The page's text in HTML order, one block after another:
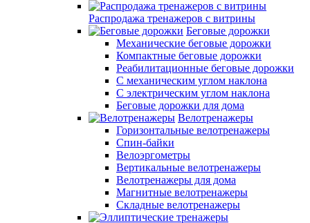
Распродажа тренажеров с витрины
Беговые дорожки
Механические беговые дорожки
Компактные беговые дорожки
Реабилитационные беговые дорожки
С механическим углом наклона
С электрическим углом наклона
Беговые дорожки для дома
Велотренажеры
Горизонтальные велотренажеры
Спин-байки
Велоэргометры
Вертикальные велотренажеры
Велотренажеры для дома
Магнитные велотренажеры
Складные велотренажеры